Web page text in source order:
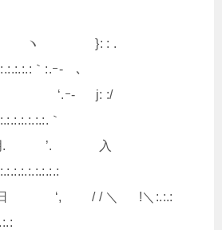
: .
｀:.ｰ- 、
j: :/
｀
. ’. 入
/ / ＼ !＼:.:.: